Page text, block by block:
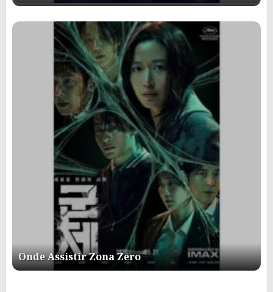
Onde Assistir Zona Zero